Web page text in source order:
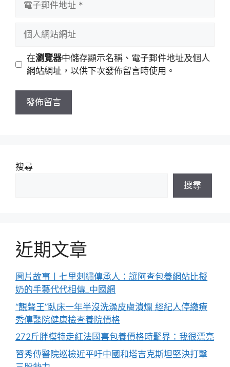
址
站
址
在瀏覽器中儲存顯示名稱、電子郵件地址及個人
網站網址，以供下次發佈留言時使用。
搜尋
搜尋
近期文章
圖片故事丨七里刺繡傳承人：讓阿查包養網站比擬
奶的手藝代代相傳_中國網
“靚聲王”臥床一年半沒洗澡皮膚潰爛 經紀人停繳療
秀傳醫院健康檢查養院價格
272斤胖模特走紅法國喜包養價格時髦界：我很漂亮
習秀傳醫院巡檢近平吁中國和塔吉克斯坦堅決打擊